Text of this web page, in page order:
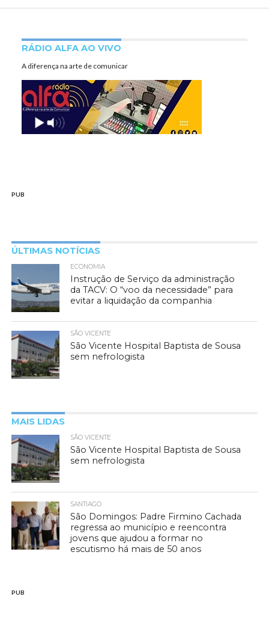
RÁDIO ALFA AO VIVO
A diferença na arte de comunicar
PUB
ÚLTIMAS NOTÍCIAS
ECONOMIA
Instrução de Serviço da administração
da TACV: O “voo da necessidade” para
evitar a liquidação da companhia
SÃO VICENTE
São Vicente Hospital Baptista de Sousa
sem nefrologista
MAIS LIDAS
SÃO VICENTE
São Vicente Hospital Baptista de Sousa
sem nefrologista
SANTIAGO
São Domingos: Padre Firmino Cachada
regressa ao município e reencontra
jovens que ajudou a formar no
escutismo há mais de 50 anos
PUB